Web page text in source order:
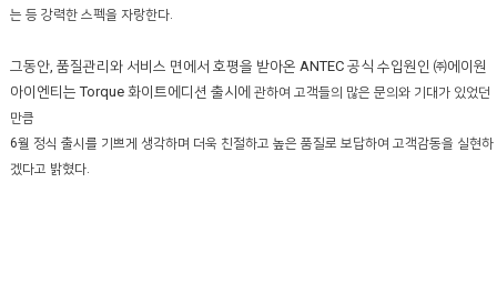
는 등 강력한 스펙을 자랑한다.
그동안, 품질관리와 서비스 면에서 호평을 받아온 ANTEC 공식 수입원인 ㈜에이원
아이엔티는 Torque 화이트에디션 출시에 관하여 고객들의 많은 문의와 기대가 있었던
만큼
6월 정식 출시를 기쁘게 생각하며 더욱 친절하고 높은 품질로 보답하여 고객감동을 실현하
겠다고 밝혔다.